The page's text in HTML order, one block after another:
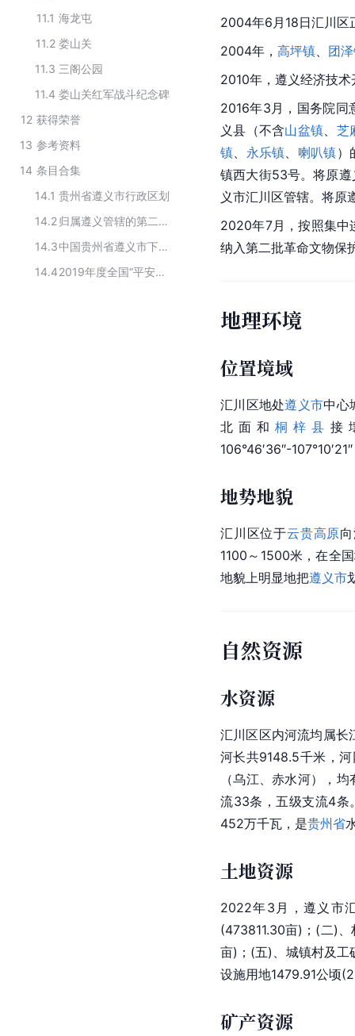
11.1 海龙屯
11.2 娄山关
11.3 三阁公园
11.4 娄山关红军战斗纪念碑
12 获得荣誉
13 参考资料
14 条目合集
14.1 贵州省遵义市行政区划
14.2
归属遵义管辖的第二批革命文物保护利用片区
14.3
中国贵州省遵义市下辖行政区划
14.4
2019年度全国“平安农机”示范县名单
2004年6月18日汇川区
2004年， 高坪镇
团
2010年，遵义经济技
2016年3月，国务院同
义县（不含山盆镇
芝
镇
永乐镇 喇叭镇）
镇西大街53号。将原
义市汇川区管辖。将原
2020年7月，按照集中
纳入第二批革命文物保
地理环境
位置境域
汇川区地处遵义市中心
北面和桐梓县 接
106°46′36″-
地势地貌
汇川区位于云贵高原
1100～1500米，在全
地貌上明显地把遵义市
自然资源
水资源
汇川区区内河流均属长
河长共9148.5千米，
（乌江、赤水河），均
流33条，五级支流4条
452万千瓦，是贵州省
土地资源
2022年3月， 遵义 市
(473811.30亩)；(二)
亩)；(五)、城镇村及
设施用地1479.91公顷
矿产资源